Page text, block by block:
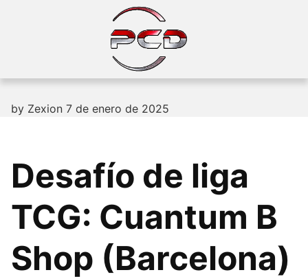
by Zexion 7 de enero de 2025
Desafío de liga
TCG: Cuantum B
Shop (Barcelona)